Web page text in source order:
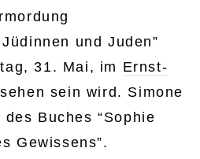
und Juden”
31. Mai, im Ernst-
sein wird. Simone
Buches “Sophie
Gewissens”.